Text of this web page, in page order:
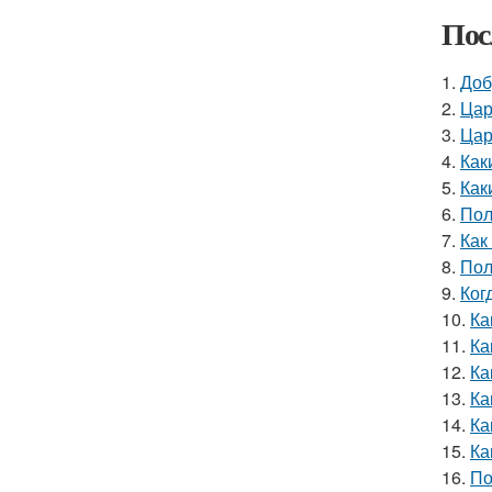
1.
2.
3.
4.
5.
6.
7.
8.
9.
10.
11.
12.
13.
14.
15.
16.